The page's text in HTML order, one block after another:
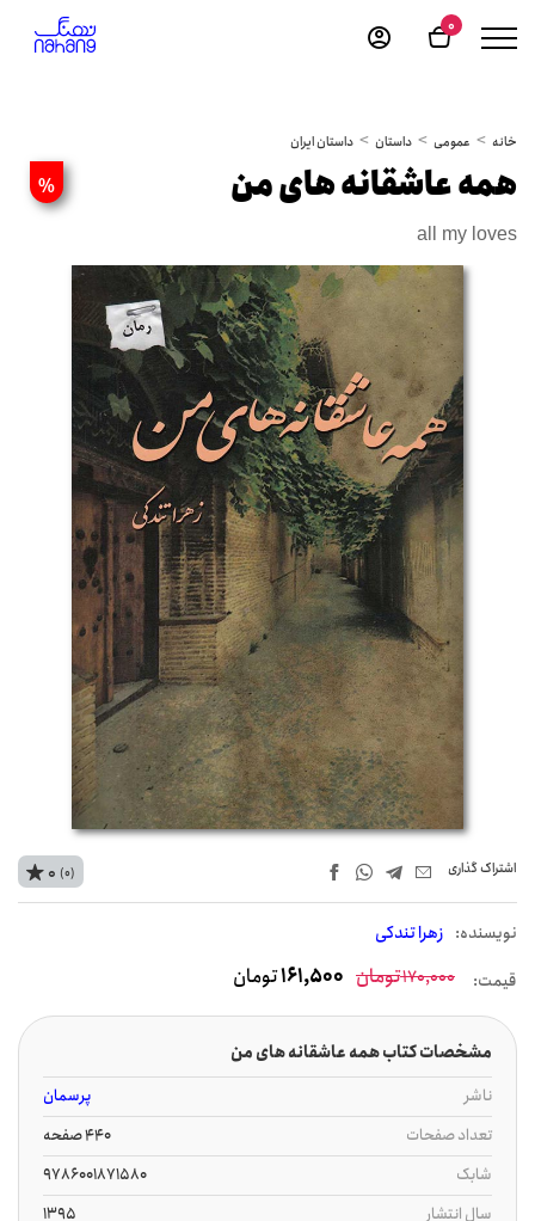
0
خانه عمومی داستان داستان ایران
% همه عاشقانه های من
all my loves
اشتراک‌ گذاری
نويسنده: زهرا تندکی
0 (0)
قیمت: 170,000تومان 161,500تومان
مشخصات کتاب همه عاشقانه های من
ناشر
پرسمان
تعداد صفحات
440 صفحه
شابک
9786001871580
سال انتشار
1395